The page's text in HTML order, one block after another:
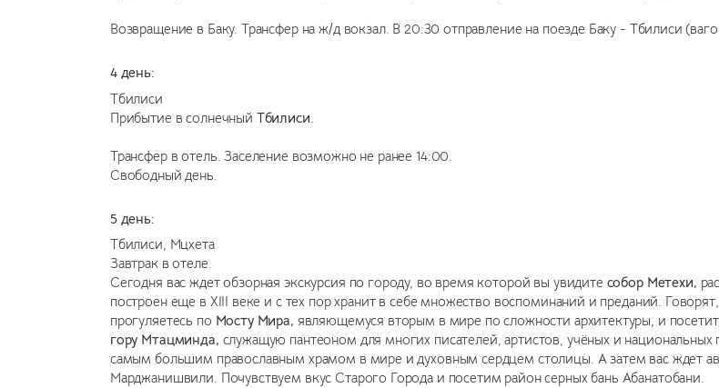
Возвращение в Баку. Трансфер на ж/д вокзал. В 20:30 отправление на поезде Баку - Тбилиси
4 день:
Тбилиси
Прибытие в солнечный Тбилиси.
Трансфер в отель. Заселение возможно не ранее 14:00.
Свободный день.
5 день:
Тбилиси, Мцхета
Завтрак в отеле.
Сегодня вас ждет обзорная экскурсия по городу, во время которой вы увидите собор Метехи,
построен еще в XIII веке и с тех пор хранит в себе множество воспоминаний и преданий.
прогуляетесь по Мосту Мира, являющемуся вторым в мире по сложности архитектуры, и
гору Мтацминда, служащую пантеоном для многих писателей, артистов, учёных и национальных
самым большим православным храмом в мире и духовным сердцем столицы. А затем вас ждет
Марджанишвили. Почувствуем вкус Старого Города и посетим район серных бань Абанатобани.